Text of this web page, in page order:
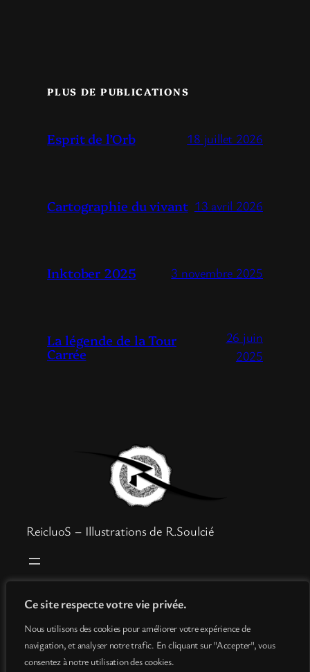
Ce site respecte votre vie privée.
Nous utilisons des cookies pour améliorer votre expérience de
navigation, et analyser notre trafic. En cliquant sur "Accepter", vous
consentez à notre utilisation des cookies.
PLUS DE PUBLICATIONS
Esprit de l’Orb 18 juillet 2026
Cartographie du vivant 13 avril 2026
Inktober 2025 3 novembre 2025
La légende de la Tour
Carrée
26 juin
2025
ReicluoS – Illustrations de R.Soulcié
Boutique
Info
Contact
Mentions légales
Conditions générales de vente